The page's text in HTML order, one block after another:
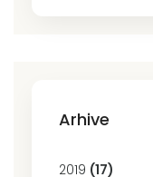
Arhive
2019 (17)